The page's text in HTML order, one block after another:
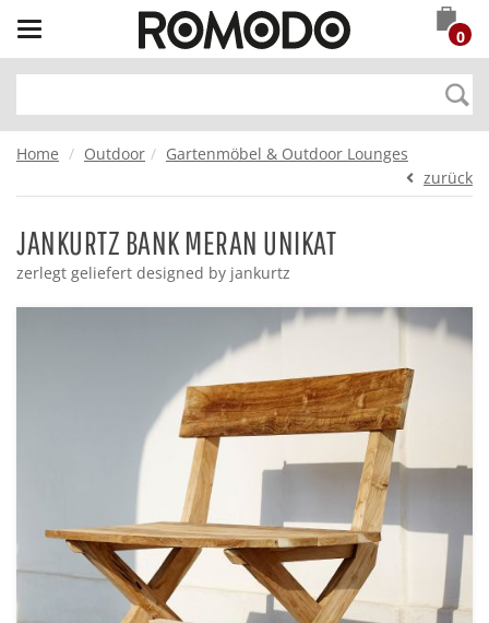
Toggle
navigation
0
Home Outdoor
Gartenmöbel & Outdoor Lounges
zurück
JANKURTZ BANK MERAN UNIKAT
zerlegt geliefert designed by jankurtz